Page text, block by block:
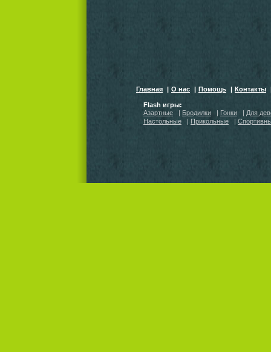
Главная | О нас | Помощь | Контакты
Flash игры:
Азартные
| Бродилки | Гонки | Для
Настольные
| Прикольные |